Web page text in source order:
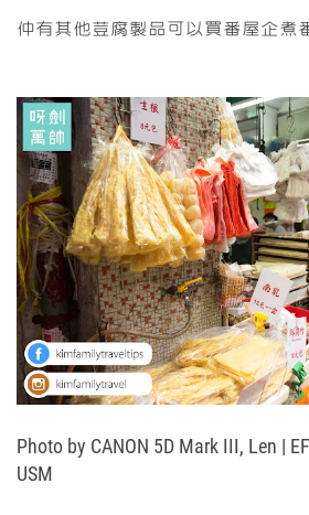
仲有其他荳腐製品可以買番屋企煮
Photo by CANON 5D Mark III, Len |
USM